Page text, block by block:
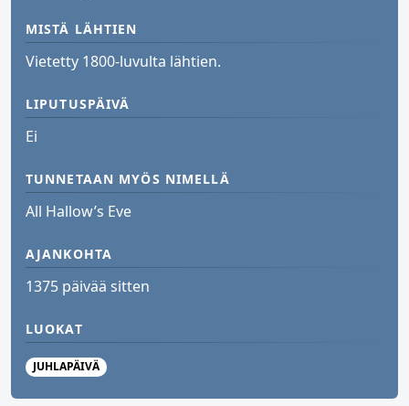
MISTÄ LÄHTIEN
Vietetty 1800-luvulta lähtien.
LIPUTUSPÄIVÄ
Ei
TUNNETAAN MYÖS NIMELLÄ
All Hallow’s Eve
AJANKOHTA
1375 päivää sitten
LUOKAT
JUHLAPÄIVÄ